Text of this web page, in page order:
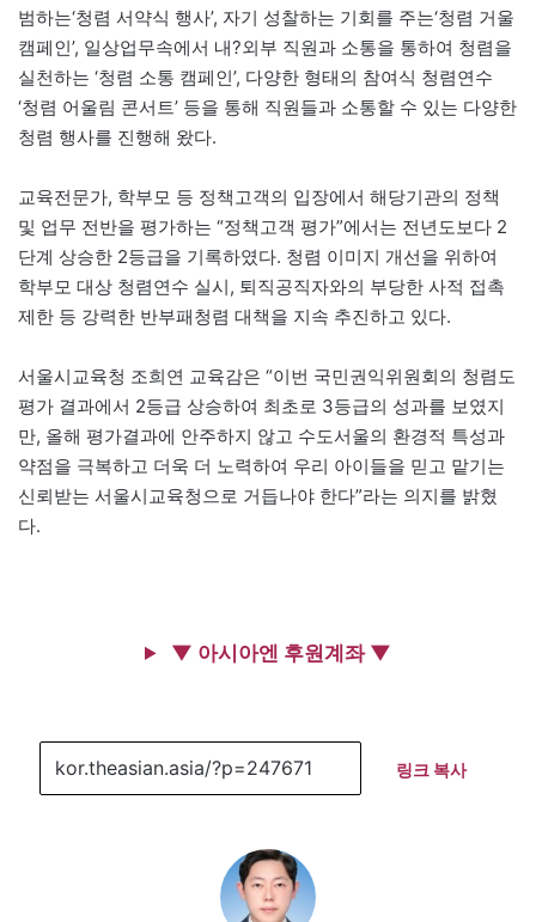
범하는‘청렴 서약식 행사’, 자기 성찰하는 기회를 주는‘청렴 거울
캠페인’, 일상업무속에서 내?외부 직원과 소통을 통하여 청렴을
실천하는 ‘청렴 소통 캠페인’, 다양한 형태의 참여식 청렴연수
‘청렴 어울림 콘서트’ 등을 통해 직원들과 소통할 수 있는 다양한
청렴 행사를 진행해 왔다.
교육전문가, 학부모 등 정책고객의 입장에서 해당기관의 정책
및 업무 전반을 평가하는 “정책고객 평가”에서는 전년도보다 2
단계 상승한 2등급을 기록하였다. 청렴 이미지 개선을 위하여
학부모 대상 청렴연수 실시, 퇴직공직자와의 부당한 사적 접촉
제한 등 강력한 반부패청렴 대책을 지속 추진하고 있다.
서울시교육청 조희연 교육감은 “이번 국민권익위원회의 청렴도
평가 결과에서 2등급 상승하여 최초로 3등급의 성과를 보였지
만, 올해 평가결과에 안주하지 않고 수도서울의 환경적 특성과
약점을 극복하고 더욱 더 노력하여 우리 아이들을 믿고 맡기는
신뢰받는 서울시교육청으로 거듭나야 한다”라는 의지를 밝혔
다.
▼ 아시아엔 후원계좌 ▼
링크 복사